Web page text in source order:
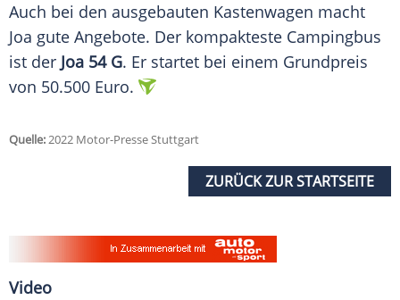
Auch bei den ausgebauten Kastenwagen macht
Joa gute Angebote. Der kompakteste Campingbus
ist der Joa 54 G. Er startet bei einem Grundpreis
von 50.500 Euro.
Quelle:2022 Motor-Presse Stuttgart
ZURÜCK ZUR STARTSEITE
Video